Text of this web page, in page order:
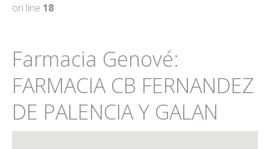
on line 18
Farmacia Genové:
FARMACIA CB FERNANDEZ
DE PALENCIA Y GALAN